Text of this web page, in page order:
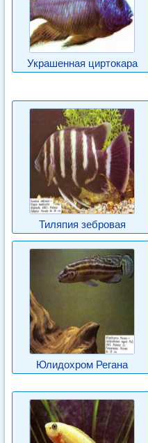
Украшенная циртокара
Тиляпия зебровая
Юлидохром Регана